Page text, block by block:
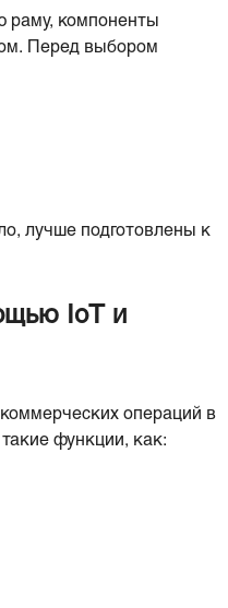
раму, компоненты
Перед выбором
лучше подготовлены к
IoT и
операций в
функции, как: